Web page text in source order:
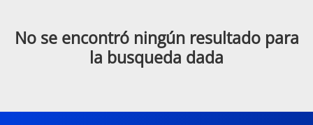
No se encontró ningún resultado para
la busqueda dada